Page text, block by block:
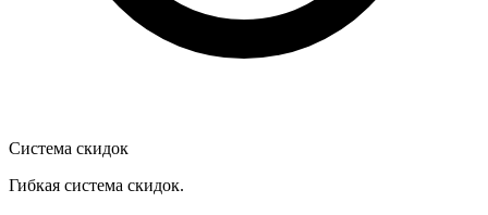
Система скидок
Гибкая система скидок.